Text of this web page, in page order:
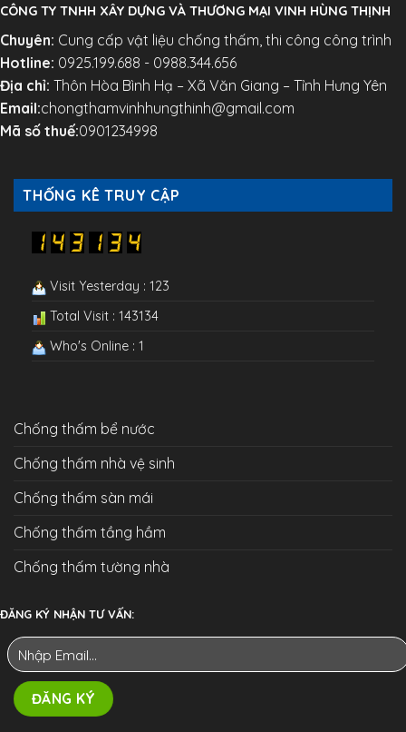
CÔNG TY TNHH XÂY DỰNG VÀ THƯƠNG MẠI VINH HÙNG THỊNH
Chuyên: Cung cấp vật liệu chống thấm, thi công công trình
Hotline: 0925.199.688 - 0988.344.656
Địa chỉ: Thôn Hòa Bình Hạ – Xã Văn Giang – Tỉnh Hưng Yên
Email:chongthamvinhhungthinh@gmail.com
Mã số thuế:0901234998
THỐNG KÊ TRUY CẬP
Visit Yesterday : 123
Total Visit : 143134
Who's Online : 1
Chống thấm bể nước
Chống thấm nhà vệ sinh
Chống thấm sàn mái
Chống thấm tầng hầm
Chống thấm tường nhà
ĐĂNG KÝ NHẬN TƯ VẤN: